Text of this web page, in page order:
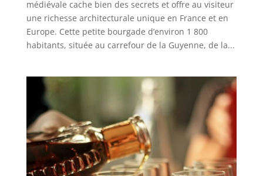
médiévale cache bien des secrets et offre au visiteur
une richesse architecturale unique en France et en
Europe. Cette petite bourgade d’environ 1 800
habitants, située au carrefour de la Guyenne, de la...